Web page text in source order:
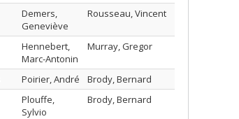
Demers,
Geneviève
Rousseau, Vincent
Hennebert,
Marc-Antonin
Murray, Gregor
Poirier, André
Brody, Bernard
Plouffe,
Sylvio
Brody, Bernard